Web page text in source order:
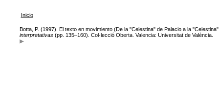
Inicio
Botta, P. (1997). El texto en movimiento (De la "Celestina" de Palacio a la
interpretativas(pp. 135–160). Col·lecció Oberta. Valencia: Universitat de València.